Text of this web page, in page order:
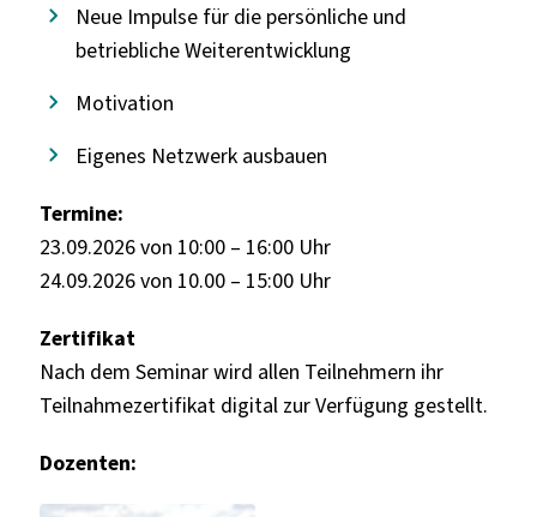
Neue Impulse für die persönliche und
betriebliche Weiterentwicklung
Motivation
Eigenes Netzwerk ausbauen
Termine:
23.09.2026 von 10:00 – 16:00 Uhr
24.09.2026 von 10.00 – 15:00 Uhr
Zertifikat
Nach dem Seminar wird allen Teilnehmern ihr
Teilnahmezertifikat digital zur Verfügung gestellt.
Dozenten: